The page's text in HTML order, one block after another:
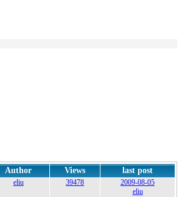
Author Views last post
eliu 39478
2009-08-05
eliu